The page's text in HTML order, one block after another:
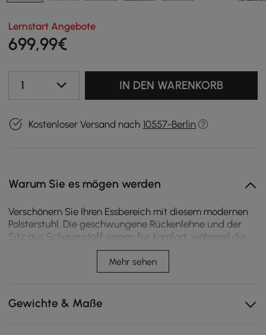
Lernstart Angebote
699,99€
1 IN DEN WARENKORB
Kostenloser Versand nach 10557-Berlin
Warum Sie es mögen werden
Verschönern Sie Ihren Essbereich mit diesem modernen
Polsterstuhl. Die geschwungene Rückenlehne und der
Sitz aus Schaumstoff sorgen für Komfort, während die
schlanken Beine aus Kohlenstoffstahl für Langlebigkeit
sorgen. Ideal für Esszimmer, Küchen oder als
Ergonomisch geschwungene Rückenlehne: Unterstützt
Ihre Lendenwirbelsäule für lang anhaltenden Komfort.
Mehr sehen
Gewichte & Maße